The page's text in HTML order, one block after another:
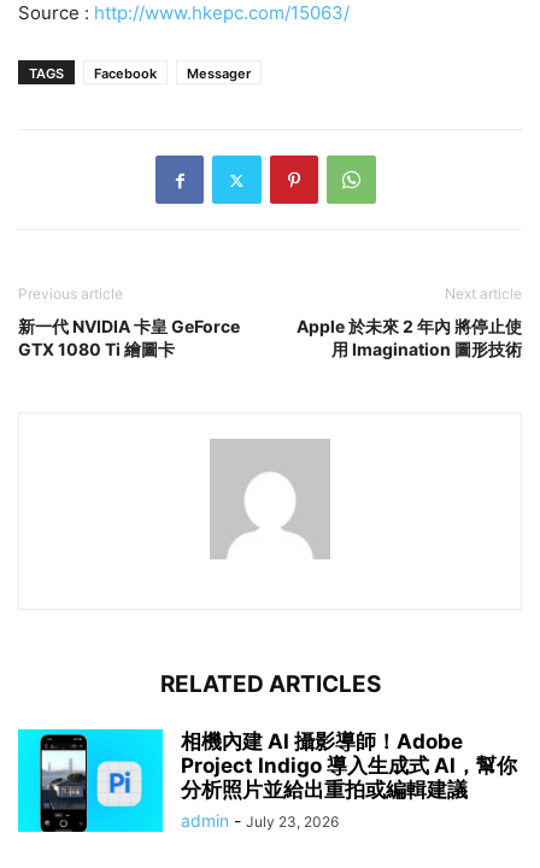
Source : http://www.hkepc.com/15063/
TAGS Facebook Messager
Previous article
新一代 NVIDIA 卡皇 GeForce
GTX 1080 Ti 繪圖卡
Next article
Apple 於未來 2 年內 將停止使
用 Imagination 圖形技術
RELATED ARTICLES
相機內建 AI 攝影導師！Adobe
Project Indigo 導入生成式 AI，幫你
分析照片並給出重拍或編輯建議
admin - July 23, 2026